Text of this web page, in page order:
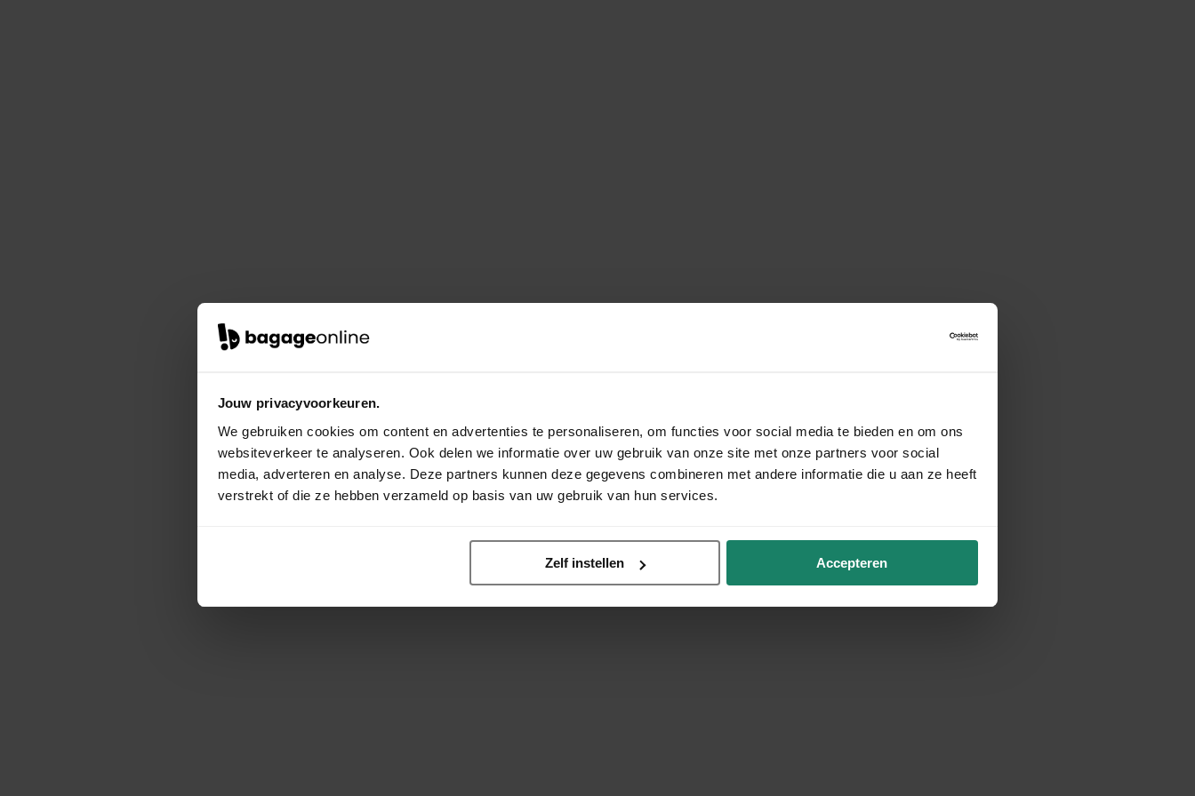
Jouw privacyvoorkeuren.
We gebruiken cookies om content en advertenties te personaliseren, om functies voor social media te bieden en om ons
websiteverkeer te analyseren. Ook delen we informatie over uw gebruik van onze site met onze partners voor social
media, adverteren en analyse. Deze partners kunnen deze gegevens combineren met andere informatie die u aan ze heeft
verstrekt of die ze hebben verzameld op basis van uw gebruik van hun services.
Zelf instellen Accepteren